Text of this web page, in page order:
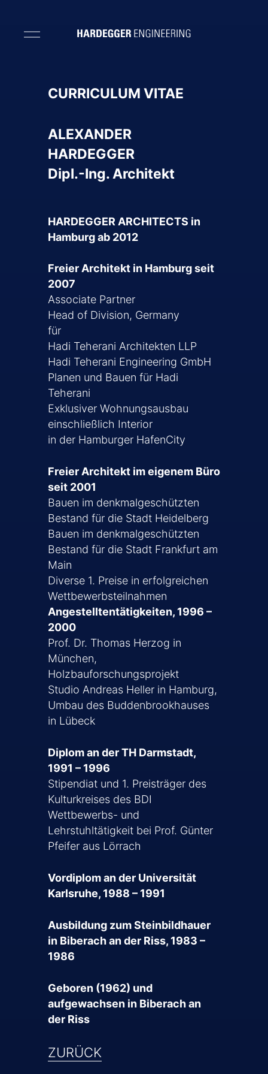
CURRICULUM VITAE
ALEXANDER
HARDEGGER
Dipl.-Ing. Architekt
HARDEGGER ARCHITECTS in
Hamburg ab 2012
Freier Architekt in Hamburg seit
2007
Associate Partner
Head of Division, Germany
für
Hadi Teherani Architekten LLP
Hadi Teherani Engineering GmbH
Planen und Bauen für Hadi
Teherani
Exklusiver Wohnungsausbau
einschließlich Interior
in der Hamburger HafenCity
Freier Architekt im eigenem Büro
seit 2001
Bauen im denkmalgeschützten
Bestand für die Stadt Heidelberg
Bauen im denkmalgeschützten
Bestand für die Stadt Frankfurt am
Main
Diverse 1. Preise in erfolgreichen
Wettbewerbsteilnahmen
Angestelltentätigkeiten, 1996 –
2000
Prof. Dr. Thomas Herzog in
München,
Holzbauforschungsprojekt
Studio Andreas Heller in Hamburg,
Umbau des Buddenbrookhauses
in Lübeck
Diplom an der TH Darmstadt,
1991 – 1996
Stipendiat und 1. Preisträger des
Kulturkreises des BDI
Wettbewerbs- und
Lehrstuhltätigkeit bei Prof. Günter
Pfeifer aus Lörrach
Vordiplom an der Universität
Karlsruhe, 1988 – 1991
Ausbildung zum Steinbildhauer
in Biberach an der Riss, 1983 –
1986
Geboren (1962) und
aufgewachsen in Biberach an
der Riss
ZURÜCK